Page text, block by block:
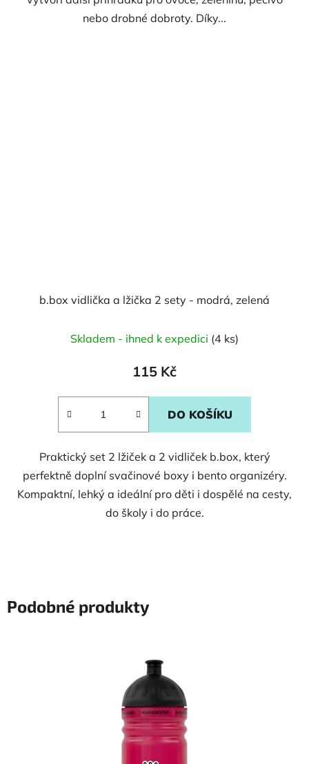
nebo drobné dobroty. Díky...
b.box vidlička a lžička 2 sety - modrá, zelená
Skladem - ihned k expedici (4 ks)
115 Kč
DO KOŠÍKU
Praktický set 2 lžiček a 2 vidliček b.box, který
perfektně doplní svačinové boxy i bento organizéry.
Kompaktní, lehký a ideální pro děti i dospělé na cesty,
do školy i do práce.
Podobné produkty